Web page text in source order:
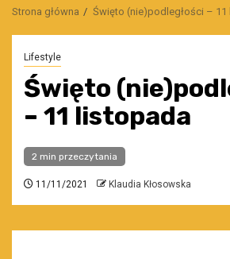
Strona główna Święto (nie)podległości – 11
Lifestyle
Święto
– 11 listopada
2 min przeczytania
11/11/2021 Klaudia Kłosowska